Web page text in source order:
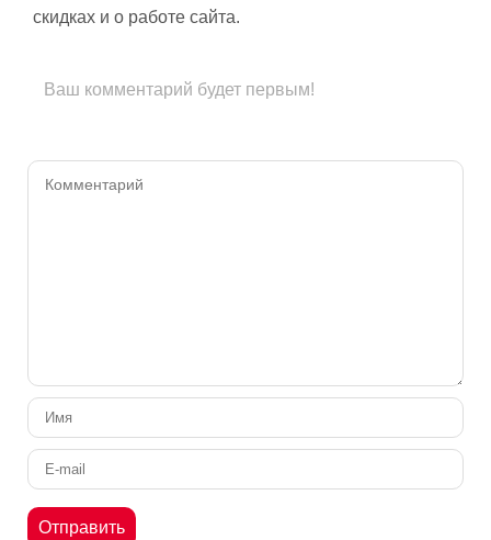
скидках и о работе сайта.
Ваш комментарий будет первым!